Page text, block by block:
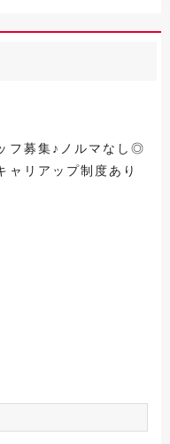
フ募集♪ノルマなし◎
リアップ制度あり